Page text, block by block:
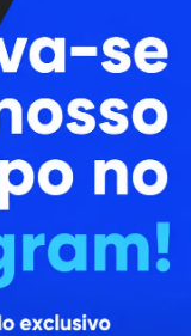
Cursos
Enviar Dica